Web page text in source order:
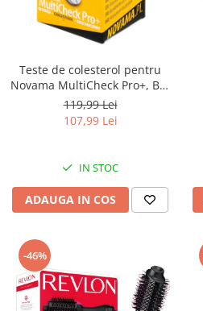
Teste de colesterol pentru
Novama MultiCheck Pro+, BK-
C2, 10 teste/ cutie
119,99 Lei
107,99 Lei
IN STOC
ADAUGA IN COS
-46%